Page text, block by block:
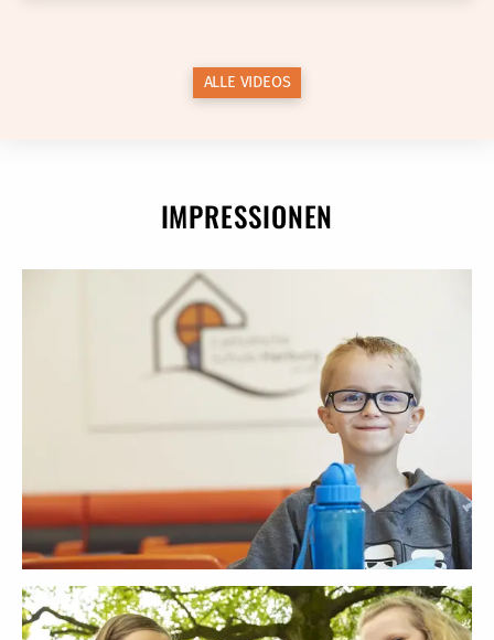
ALLE VIDEOS
IMPRESSIONEN